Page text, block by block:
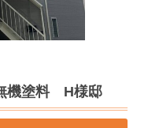
機塗料 H様邸